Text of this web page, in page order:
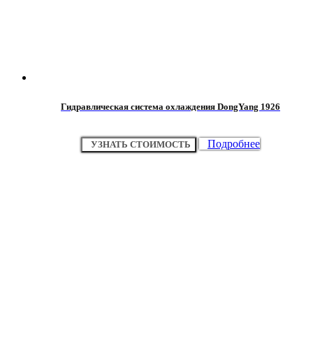
Гидравлическая система охлаждения DongYang 1926
УЗНАТЬ СТОИМОСТЬ Подробнее